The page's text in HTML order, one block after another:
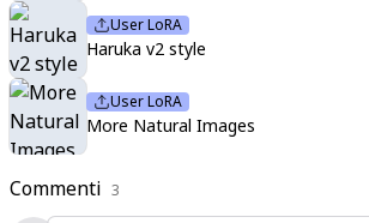
Commenti 3
User LoRA
Haruka v2 style
User LoRA
More Natural Images